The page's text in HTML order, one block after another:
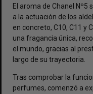
El aroma de Chanel Nº5
a la actuación de los
en concreto, C10, C11 y
una fragancia única,
el mundo, gracias al
largo de su trayectoria.
Tras comprobar la
perfumes, comenzó a